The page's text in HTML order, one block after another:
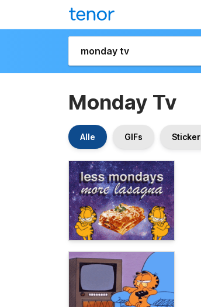
Monday Tv
Alle GIFs Sticker